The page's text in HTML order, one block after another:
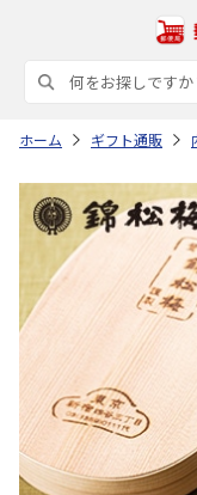
ホーム ギフト通販